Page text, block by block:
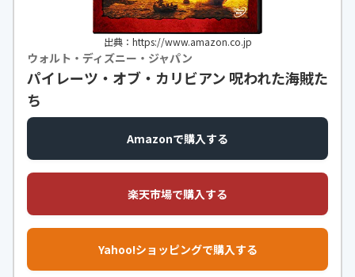
出典：https://www.amazon.co.jp
ウォルト・ディズニー・ジャパン
パイレーツ・オブ・カリビアン 呪われた海賊た
ち
Amazonで購入する
楽天市場で購入する
Yahoo!ショッピングで購入する